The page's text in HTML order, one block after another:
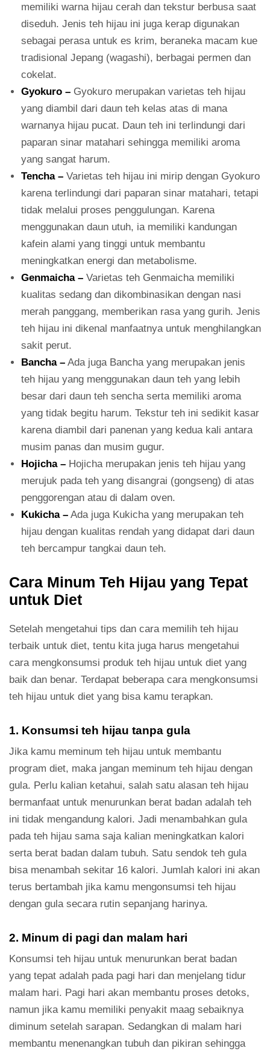
memiliki warna hijau cerah dan tekstur berbusa saat
diseduh. Jenis teh hijau ini juga kerap digunakan
sebagai perasa untuk es krim, beraneka macam kue
tradisional Jepang (wagashi), berbagai permen dan
cokelat.
Gyokuro – Gyokuro merupakan varietas teh hijau
yang diambil dari daun teh kelas atas di mana
warnanya hijau pucat. Daun teh ini terlindungi dari
paparan sinar matahari sehingga memiliki aroma
yang sangat harum.
Tencha – Varietas teh hijau ini mirip dengan Gyokuro
karena terlindungi dari paparan sinar matahari, tetapi
tidak melalui proses penggulungan. Karena
menggunakan daun utuh, ia memiliki kandungan
kafein alami yang tinggi untuk membantu
meningkatkan energi dan metabolisme.
Genmaicha – Varietas teh Genmaicha memiliki
kualitas sedang dan dikombinasikan dengan nasi
merah panggang, memberikan rasa yang gurih. Jenis
teh hijau ini dikenal manfaatnya untuk menghilangkan
sakit perut.
Bancha – Ada juga Bancha yang merupakan jenis
teh hijau yang menggunakan daun teh yang lebih
besar dari daun teh sencha serta memiliki aroma
yang tidak begitu harum. Tekstur teh ini sedikit kasar
karena diambil dari panenan yang kedua kali antara
musim panas dan musim gugur.
Hojicha – Hojicha merupakan jenis teh hijau yang
merujuk pada teh yang disangrai (gongseng) di atas
penggorengan atau di dalam oven.
Kukicha – Ada juga Kukicha yang merupakan teh
hijau dengan kualitas rendah yang didapat dari daun
teh bercampur tangkai daun teh.
Cara Minum Teh Hijau yang Tepat
untuk Diet
Setelah mengetahui tips dan cara memilih teh hijau
terbaik untuk diet, tentu kita juga harus mengetahui
cara mengkonsumsi produk teh hijau untuk diet yang
baik dan benar. Terdapat beberapa cara mengkonsumsi
teh hijau untuk diet yang bisa kamu terapkan.
1. Konsumsi teh hijau tanpa gula
Jika kamu meminum teh hijau untuk membantu
program diet, maka jangan meminum teh hijau dengan
gula. Perlu kalian ketahui, salah satu alasan teh hijau
bermanfaat untuk menurunkan berat badan adalah teh
ini tidak mengandung kalori. Jadi menambahkan gula
pada teh hijau sama saja kalian meningkatkan kalori
serta berat badan dalam tubuh. Satu sendok teh gula
bisa menambah sekitar 16 kalori. Jumlah kalori ini akan
terus bertambah jika kamu mengonsumsi teh hijau
dengan gula secara rutin sepanjang harinya.
2. Minum di pagi dan malam hari
Konsumsi teh hijau untuk menurunkan berat badan
yang tepat adalah pada pagi hari dan menjelang tidur
malam hari. Pagi hari akan membantu proses detoks,
namun jika kamu memiliki penyakit maag sebaiknya
diminum setelah sarapan. Sedangkan di malam hari
membantu menenangkan tubuh dan pikiran sehingga